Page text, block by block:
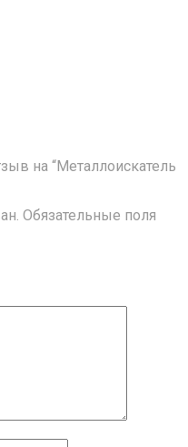
на “Металлоискатель
Обязательные поля